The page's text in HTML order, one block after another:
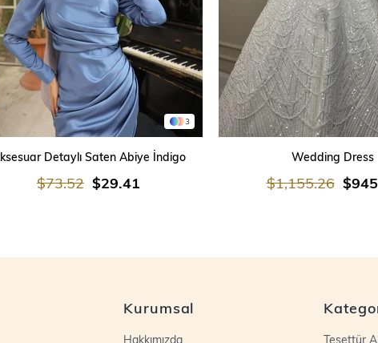
3
Detaylı Saten Abiye İndigo
$29.41
$73.52
Wedding Dress
$1,155.26
Kurumsal
Hakkımızda Tesettür